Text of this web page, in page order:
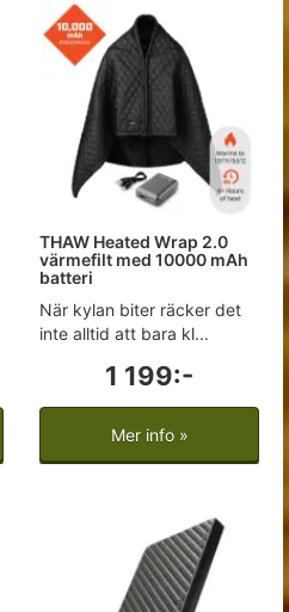
THAW Heated Wrap 2.0
värmefilt med 10000 mAh
batteri
När kylan biter räcker det
inte alltid att bara kl...
1 199:-
Mer info »